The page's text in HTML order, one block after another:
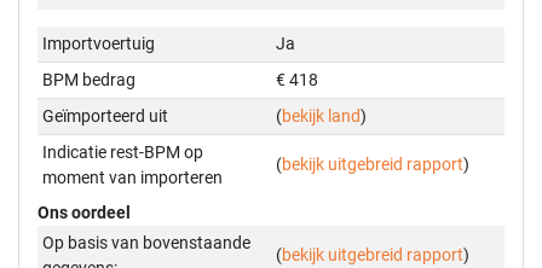
Importvoertuig
Ja
BPM bedrag
€ 418
Geïmporteerd uit
(bekijk land)
Indicatie rest-BPM op
moment van importeren
(bekijk uitgebreid rapport)
Ons oordeel
Op basis van bovenstaande
(bekijk uitgebreid rapport)